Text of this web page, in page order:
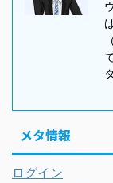
メタ情報
ログイン